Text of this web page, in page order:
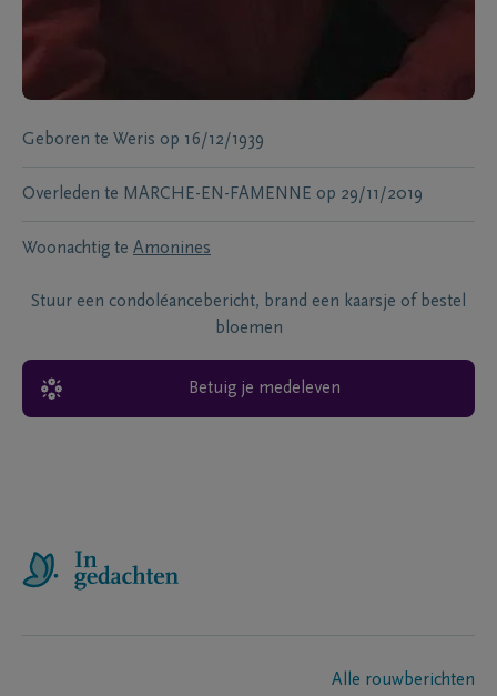
Geboren te Weris op 16/12/1939
Overleden te MARCHE-EN-FAMENNE op 29/11/2019
Woonachtig te Amonines
Stuur een condoléancebericht, brand een kaarsje of bestel
bloemen
Betuig je medeleven
Alle rouwberichten